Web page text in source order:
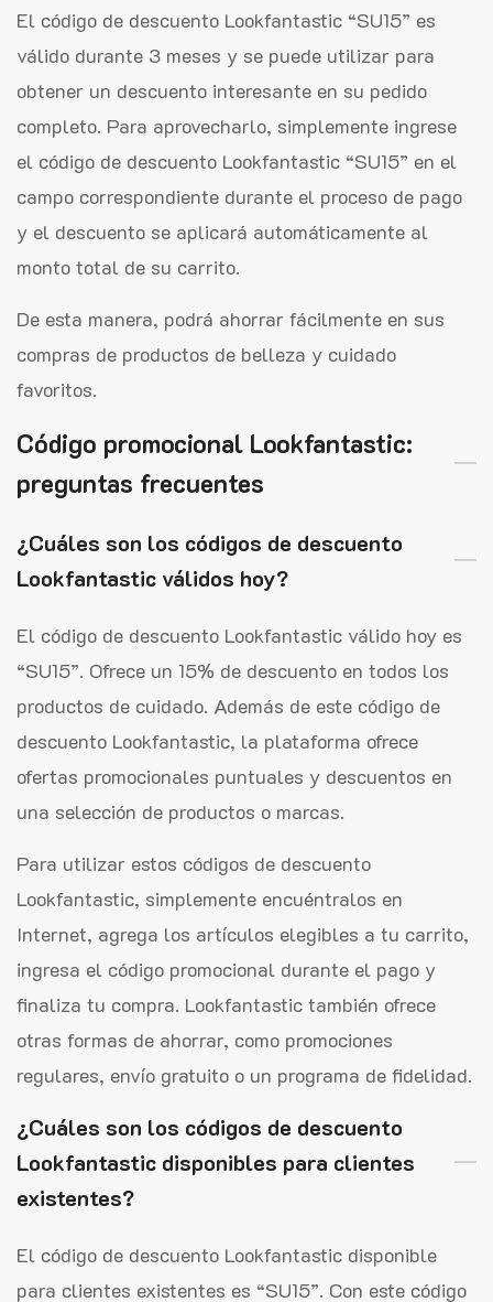
El código de descuento Lookfantastic “SU15” es
válido durante 3 meses y se puede utilizar para
obtener un descuento interesante en su pedido
completo. Para aprovecharlo, simplemente ingrese
el código de descuento Lookfantastic “SU15” en el
campo correspondiente durante el proceso de pago
y el descuento se aplicará automáticamente al
monto total de su carrito.
De esta manera, podrá ahorrar fácilmente en sus
compras de productos de belleza y cuidado
favoritos.
Código promocional Lookfantastic:
preguntas frecuentes
¿Cuáles son los códigos de descuento
Lookfantastic válidos hoy?
El código de descuento Lookfantastic válido hoy es
“SU15”. Ofrece un 15% de descuento en todos los
productos de cuidado. Además de este código de
descuento Lookfantastic, la plataforma ofrece
ofertas promocionales puntuales y descuentos en
una selección de productos o marcas.
Para utilizar estos códigos de descuento
Lookfantastic, simplemente encuéntralos en
Internet, agrega los artículos elegibles a tu carrito,
ingresa el código promocional durante el pago y
finaliza tu compra. Lookfantastic también ofrece
otras formas de ahorrar, como promociones
regulares, envío gratuito o un programa de fidelidad.
¿Cuáles son los códigos de descuento
Lookfantastic disponibles para clientes
existentes?
El código de descuento Lookfantastic disponible
para clientes existentes es “SU15”. Con este código